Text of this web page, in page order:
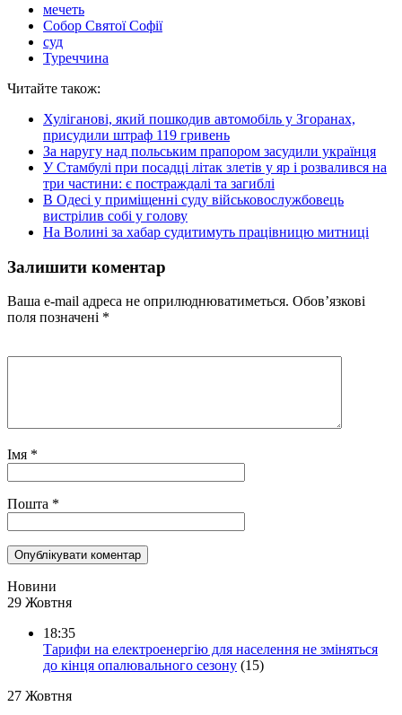
мечеть
Собор Святої Софії
суд
Туреччина
Читайте також:
Хуліганові, який пошкодив автомобіль у Згоранах,
присудили штраф 119 гривень
За наругу над польським прапором засудили українця
У Стамбулі при посадці літак злетів у яр і розвалився на
три частини: є постраждалі та загиблі
В Одесі у приміщенні суду військовослужбовець
вистрілив собі у голову
На Волині за хабар судитимуть працівницю митниці
Залишити коментар
Ваша e-mail адреса не оприлюднюватиметься. Обов’язкові
поля позначені *
Імя *
Пошта *
Новини
29 Жовтня
18:35
Тарифи на електроенергію для населення не зміняться
до кінця опалювального сезону (15)
27 Жовтня